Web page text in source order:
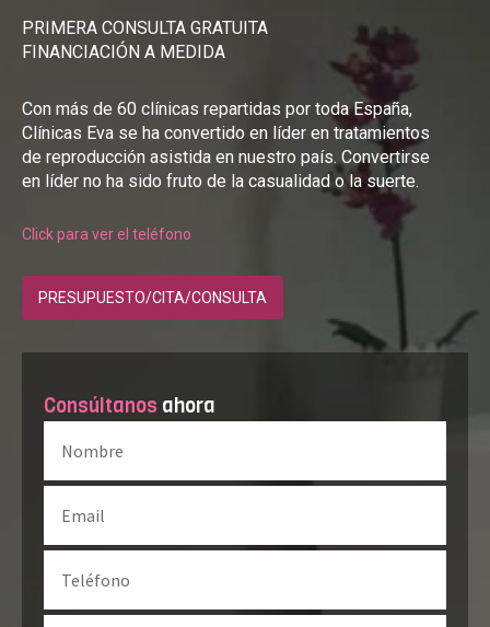
PRIMERA CONSULTA GRATUITA
FINANCIACIÓN A MEDIDA
Con más de 60 clínicas repartidas por toda España,
Clínicas Eva se ha convertido en líder en tratamientos
de reproducción asistida en nuestro país. Convertirse
en líder no ha sido fruto de la casualidad o la suerte.
Click para ver el teléfono
PRESUPUESTO/CITA/CONSULTA
Consúltanos ahora